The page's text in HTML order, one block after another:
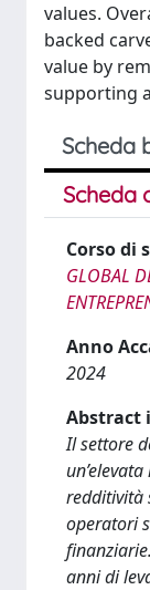
values.
backed
value by
supporting
Scheda
Scheda
Corso di
GLOBAL
Anno
2024
Abstract
Il settore
redditività
operatori
anni di